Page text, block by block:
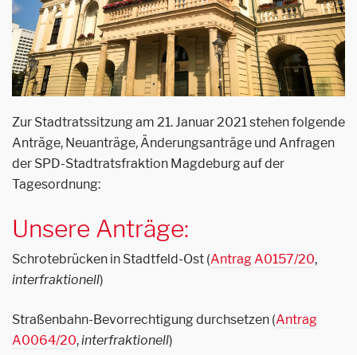
Zur Stadtratssitzung am 21. Januar 2021 stehen folgende
Anträge, Neuanträge, Änderungsanträge und Anfragen
der SPD-Stadtratsfraktion Magdeburg auf der
Tagesordnung:
Unsere Anträge:
Schrotebrücken in Stadtfeld-Ost (Antrag A0157/20,
interfraktionell)
Straßenbahn-Bevorrechtigung durchsetzen (Antrag
A0064/20,interfraktionell)